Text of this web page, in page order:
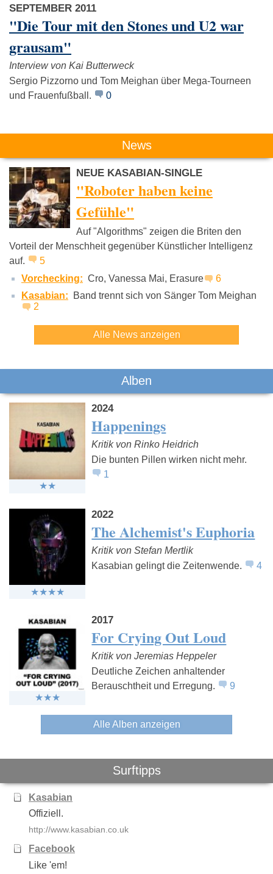
SEPTEMBER 2011
"Die Tour mit den Stones und U2 war
grausam"
Interview von Kai Butterweck
Sergio Pizzorno und Tom Meighan über Mega-Tourneen
und Frauenfußball.
0
News
NEUE KASABIAN-SINGLE
"Roboter haben keine
Gefühle"
Auf "Algorithms" zeigen die Briten den
Vorteil der Menschheit gegenüber Künstlicher Intelligenz
auf.
5
Vorchecking: Cro, Vanessa Mai, Erasure
6
Kasabian:
Band trennt sich von Sänger Tom Meighan
2
Alle News anzeigen
Alben
2024
Happenings
Kritik von Rinko Heidrich
Die bunten Pillen wirken nicht mehr.
1
2022
The Alchemist's Euphoria
Kritik von Stefan Mertlik
Kasabian gelingt die Zeitenwende.
4
2017
For Crying Out Loud
Kritik von Jeremias Heppeler
Deutliche Zeichen anhaltender
Berauschtheit und Erregung.
9
Alle Alben anzeigen
Surftipps
Kasabian
Offiziell.
http://www.kasabian.co.uk
Facebook
Like 'em!